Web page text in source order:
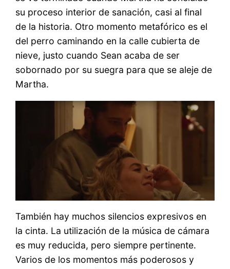
su proceso interior de sanación, casi al final
de la historia. Otro momento metafórico es el
del perro caminando en la calle cubierta de
nieve, justo cuando Sean acaba de ser
sobornado por su suegra para que se aleje de
Martha.
También hay muchos silencios expresivos en
la cinta. La utilización de la música de cámara
es muy reducida, pero siempre pertinente.
Varios de los momentos más poderosos y